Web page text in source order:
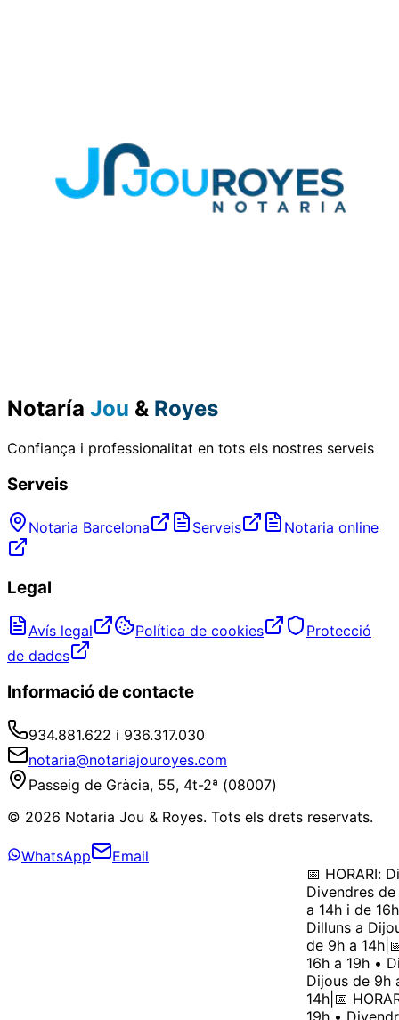
Notaría Jou & Royes
Confiança i professionalitat en tots els nostres serveis
Serveis
Notaria Barcelona Serveis Notaria online
Legal
Avís legal Política de cookies
Protecció
de dades
Informació de contacte
934.881.622 i 936.317.030
notaria@notariajouroyes.com
Passeig de Gràcia, 55, 4t-2ª (08007)
© 2026 Notaria Jou & Royes. Tots els drets reservats.
WhatsApp
Email
📅 HORARI:
Divendres de
a 14h i de
Dilluns a
de 9h a 14h|
16h a 19h •
Dijous de 9h
14h|📅
19h •